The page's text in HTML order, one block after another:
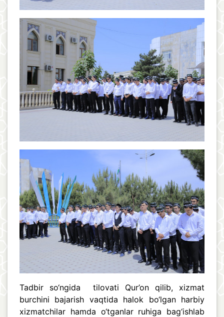
Tadbir so‘ngida tilovati Qur’on qilib, xizmat
burchini bajarish vaqtida halok bo‘lgan harbiy
xizmatchilar hamda o‘tganlar ruhiga bag‘ishlab